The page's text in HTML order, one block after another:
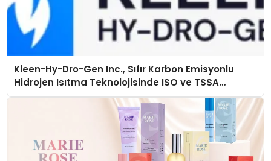
Kleen-Hy-Dro-Gen Inc., Sıfır Karbon Emisyonlu
Hidrojen Isıtma Teknolojisinde ISO ve TSSA
Düzenleyici Onaylarını Aldı